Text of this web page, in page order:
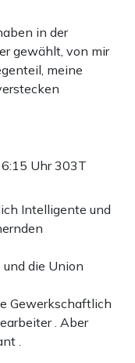
in der
gewählt, von mir
meine
Uhr303T
Intelligente und
und die Union
Gewerkschaftlich
. Aber
.